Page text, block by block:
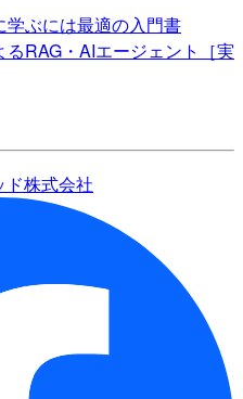
ぶには最適の入門書
るRAG・AIエージェント［実
ド株式会社